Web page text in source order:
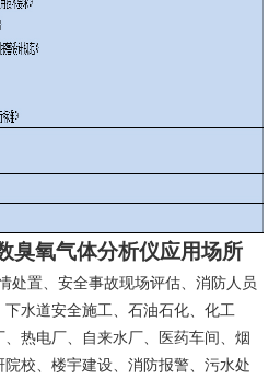
臭氧气体分析仪应用场所
置、安全事故现场评估、消防人员
水道安全施工、石油石化、化工
热电厂、自来水厂、医药车间、烟
校、楼宇建设、消防报警、污水处